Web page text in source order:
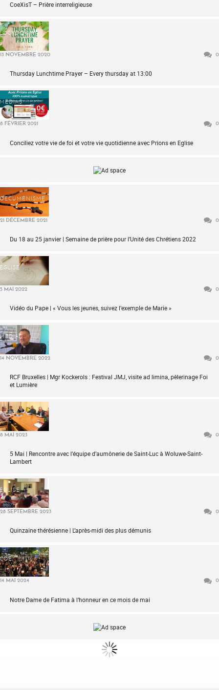
CoeXisT – Prière interreligieuse
LOCKDOWN
13 NOVEMBRE 2020 0
Thursday Lunchtime Prayer – Every thursday at 13:00
MÉDIAS
8 FÉVRIER 2021 0
Conciliez votre vie de foi et votre vie quotidienne avec Prions en Eglise
OECUMÉNISME
21 DÉCEMBRE 2021 0
Du 18 au 25 janvier | Semaine de prière pour l’Unité des Chrétiens 2022
ÉGLISE
5 MAI 2022 0
Vidéo du Pape | « Vous les jeunes, suivez l’exemple de Marie »
MÉDIAS
14 NOVEMBRE 2022 0
RCF Bruxelles | Mgr Kockerols : Festival JMJ, visite ad limina, pèlerinage Foi
et Lumière
PRIÈRE
8 MAI 2023 0
5 Mai | Rencontre avec l’équipe d’aumônerie de Saint-Luc à Woluwe-Saint-
Lambert
ÉGLISE
28 SEPTEMBRE 2023 0
Quinzaine thérésienne | L’après-midi des plus démunis
COE
14 MAI 2024 0
Notre Dame de Fatima à l’honneur en ce mois de mai